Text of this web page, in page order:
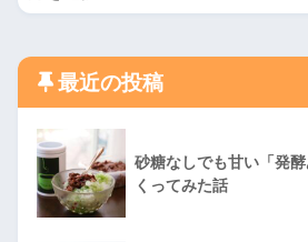
最近の投稿
砂糖なしでも甘い「発
くってみた話